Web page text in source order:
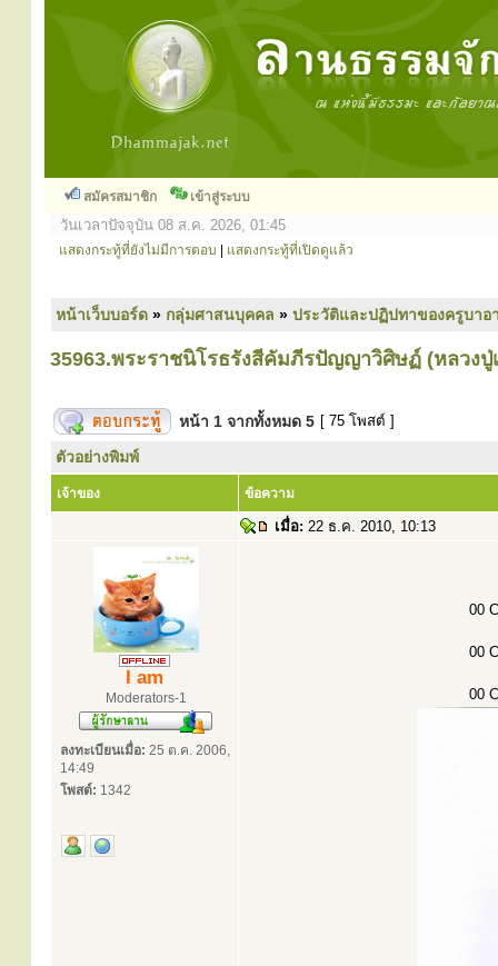
สมัครสมาชิก เข้าสู่ระบบ
วันเวลาปัจจุบัน 08 ส.ค. 2026, 01:45
แสดงกระทู้ที่ยังไม่มีการตอบ แสดงกระทู้ที่เปิดดูแล้ว
หน้าเว็บบอร์ด » กลุ่มศาสนบุคคล » ประวัติและปฏิปทาของครูบาอ
35963.พระราชนิโรธรังสีคัมภีรปัญญาวิศิษฏ์ (หลวงปู่
หน้า 1 จากทั้งหมด 5 [ 75 โพสต์ ]
ตัวอย่างพิมพ์
เจ้าของ ข้อความ
เมื่อ: 22 ธ.ค. 2010, 10:13
I am
Moderators-1
ลงทะเบียนเมื่อ: 25 ต.ค. 2006,
14:49
โพสต์: 1342
00
00
00